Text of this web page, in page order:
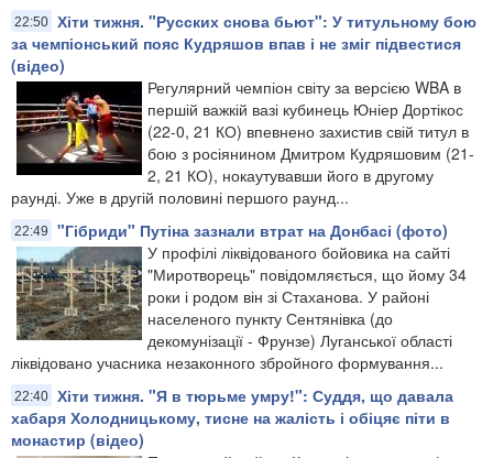
22:50 Хіти тижня. "Русских снова бьют": У титульному бою
за чемпіонський пояс Кудряшов впав і не зміг підвестися
(відео)
Регулярний чемпіон світу за версією WBA в
першій важкій вазі кубинець Юніер Дортікос
(22-0, 21 КО) впевнено захистив свій титул в
бою з росіянином Дмитром Кудряшовим (21-
2, 21 КО), нокаутувавши його в другому
раунді. Уже в другій половині першого раунд...
22:49
"Гібриди" Путіна зазнали втрат на Донбасі (фото)
У профілі ліквідованого бойовика на сайті
"Миротворець" повідомляється, що йому 34
роки і родом він зі Стаханова. У районі
населеного пункту Сентянівка (до
декомунізації - Фрунзе) Луганської області
ліквідовано учасника незаконного збройного формування...
22:40 Хіти тижня. "Я в тюрьме умру!": Суддя, що давала
хабаря Холодницькому, тисне на жалість і обіцяє піти в
монастир (відео)